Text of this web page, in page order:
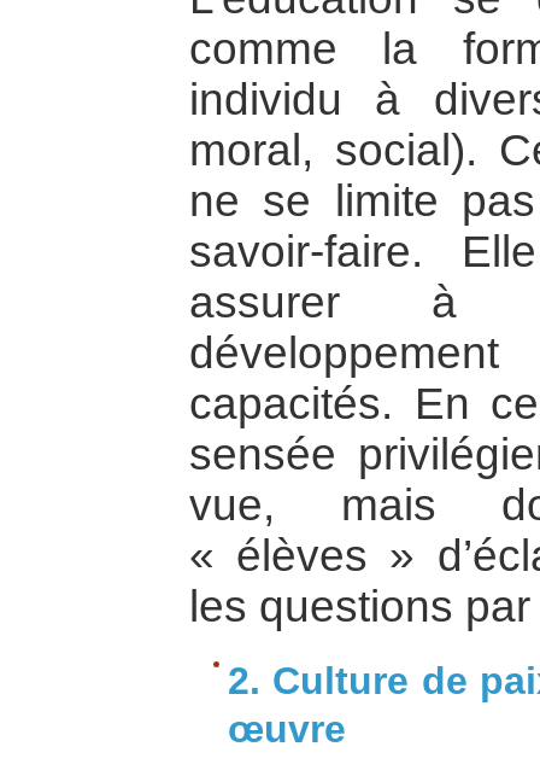
comme la
individu à
moral, social).
ne se limite
savoir-faire.
assurer à
capacités. En
sensée
vue, mais
« élèves »
les questions
2. Culture de
œuvre